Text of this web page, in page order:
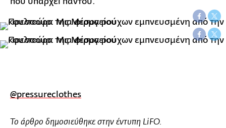
@pressureclothes
Το άρθρο δημοσιεύθηκε στην έντυπη LiFO.